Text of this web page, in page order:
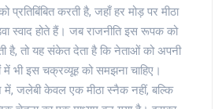
प्रतिबिंबित करती है, जहाँ हर मोड़ पर मीठा
स्वाद होते हैं। जब राजनीति इस रूपक को
है, तो यह संकेत देता है कि नेताओं को अपनी
में भी इस चक्रव्यूह को समझना चाहिए।
में, जलेबी केवल एक मीठा स्नैक नहीं, बल्कि